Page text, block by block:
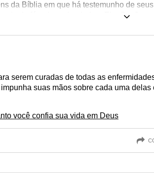
da Bíblia em que há testemunho de
da fé e do poder dado a Ele. Confira
tudo de que Deus é capaz, e de tudo
de Deus faz bem para a alma, é parte
serem curadas de todas as
suas mãos sobre cada uma delas
você confia sua vida em Deus